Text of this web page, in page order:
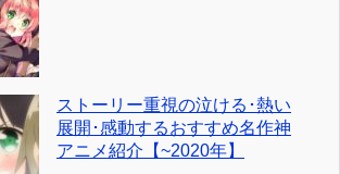
ストーリー重視の泣ける･熱い
展開･感動するおすすめ名作神
アニメ紹介【~2020年】